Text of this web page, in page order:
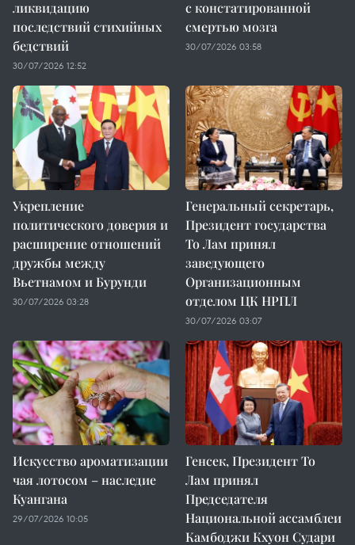
ликвидацию
последствий стихийных
бедствий
30/07/2026 12:52
с констатированной
смертью мозга
30/07/2026 03:58
Укрепление
политического доверия и
расширение отношений
дружбы между
Вьетнамом и Бурунди
30/07/2026 03:28
Генеральный секретарь,
Президент государства
То Лам принял
заведующего
Организационным
отделом ЦК НРПЛ
30/07/2026 03:07
Искусство ароматизации
чая лотосом – наследие
Куангана
29/07/2026 10:05
Генсек, Президент То
Лам принял
Председателя
Национальной ассамблеи
Камбоджи Кхуон Судари